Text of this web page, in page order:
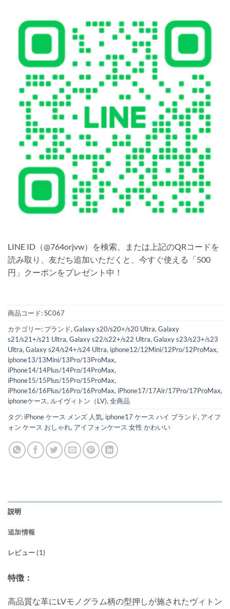
LINE ID（@764orjvw）を検索、または上記のQRコードを
読み取り、友だち追加いただくと、今すぐ使える「500
円」クーポンをプレゼント中！
商品コード:SC067
カテゴリー: ブランド, Galaxy s20/s20+/s20 Ultra, Galaxy
s21/s21+/s21 Ultra, Galaxy s22/s22+/s22 Ultra, Galaxy s23/s23+/s23
Ultra, Galaxy s24/s24+/s24 Ultra, iphone12/12Mini/12Pro/12ProMax,
iphone13/13Mini/13Pro/13ProMax,
iPhone14/14Plus/14Pro/14ProMax,
iPhone15/15Plus/15Pro/15ProMax,
iPhone16/16Plus/16Pro/16ProMax, iPhone17/17Air/17Pro/17ProMax,
iphoneケース, ルイヴィトン（LV), 全商品
タグ: iPhone ケース メンズ 人気, iphone17 ケース ハイ ブランド, アイフ
ォン ケース おしゃれ, アイフォンケース 女性 かわいい
説明
追加情報
レビュー (1)
特徴：
高品質な革にLVモノグラム柄の型押しが施されたヴィトン